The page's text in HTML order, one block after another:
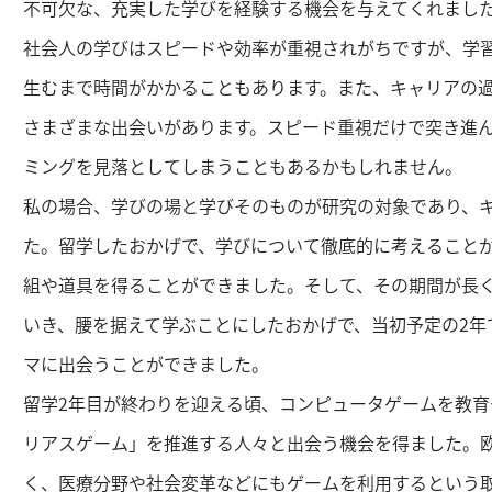
不可欠な、充実した学びを経験する機会を与えてくれまし
社会人の学びはスピードや効率が重視されがちですが、学
生むまで時間がかかることもあります。また、キャリアの
さまざまな出会いがあります。スピード重視だけで突き進
ミングを見落としてしまうこともあるかもしれません。
私の場合、学びの場と学びそのものが研究の対象であり、
た。留学したおかげで、学びについて徹底的に考えること
組や道具を得ることができました。そして、その期間が長
いき、腰を据えて学ぶことにしたおかげで、当初予定の2
マに出会うことができました。
留学2年目が終わりを迎える頃、コンピュータゲームを教
リアスゲーム」を推進する人々と出会う機会を得ました
く、医療分野や社会変革などにもゲームを利用するという